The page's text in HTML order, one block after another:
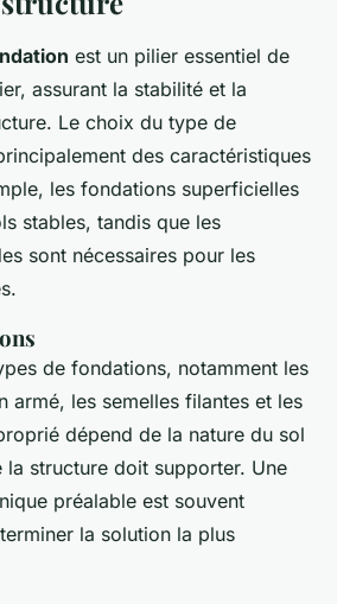
est un pilier essentiel de
assurant la stabilité et la
Le choix du type de
des caractéristiques
les fondations superficielles
stables, tandis que les
sont nécessaires pour les
de fondations, notamment les
armé, les semelles filantes et les
dépend de la nature du sol
la structure doit supporter. Une
préalable est souvent
la solution la plus